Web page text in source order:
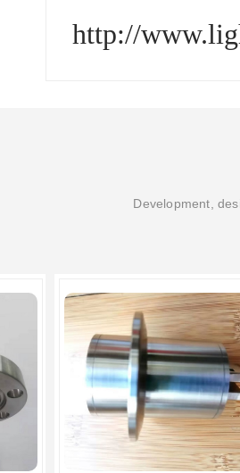
http://
Development,